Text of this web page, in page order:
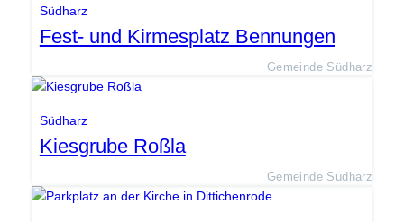
Südharz
Fest- und Kirmesplatz Bennungen
Gemeinde Südharz
Südharz
Kiesgrube Roßla
Gemeinde Südharz